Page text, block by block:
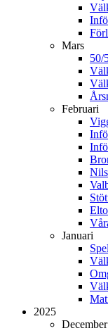
Mars
50/
Februari
Januari
2025
December